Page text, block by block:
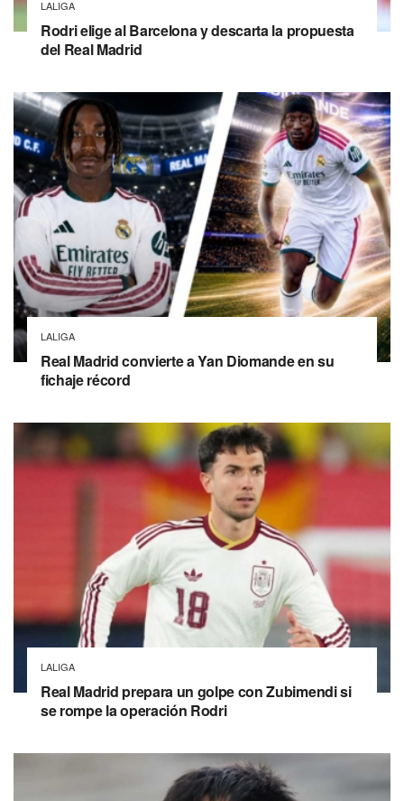
LALIGA
Rodri elige al Barcelona y descarta la propuesta
del Real Madrid
LALIGA
Real Madrid convierte a Yan Diomande en su
fichaje récord
LALIGA
Real Madrid prepara un golpe con Zubimendi si
se rompe la operación Rodri